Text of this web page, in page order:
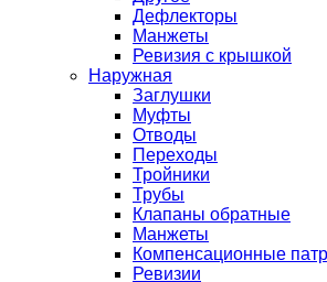
Дефлекторы
Манжеты
Ревизия с крышкой
Наружная
Заглушки
Муфты
Отводы
Переходы
Тройники
Трубы
Клапаны обратные
Манжеты
Компенсационные
Ревизии